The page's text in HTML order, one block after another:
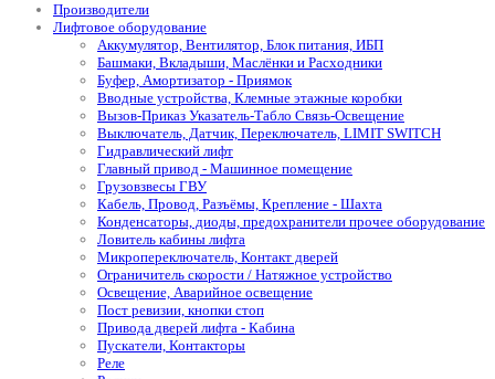
Производители
Лифтовое оборудование
Аккумулятор, Вентилятор, Блок питания, ИБП
Башмаки, Вкладыши, Маслёнки и Расходники
Буфер, Амортизатор - Приямок
Вводные устройства, Клемные этажные коробки
Вызов-Приказ Указатель-Табло Связь-Освещение
Выключатель, Датчик, Переключатель, LIMIT SWITCH
Гидравлический лифт
Главный привод - Машинное помещение
Грузовзвесы ГВУ
Кабель, Провод, Разъёмы, Крепление - Шахта
Конденсаторы, диоды, предохранители прочее оборудование
Ловитель кабины лифта
Микропереключатель, Контакт дверей
Ограничитель скорости / Натяжное устройство
Освещение, Аварийное освещение
Пост ревизии, кнопки стоп
Привода дверей лифта - Кабина
Пускатели, Контакторы
Реле